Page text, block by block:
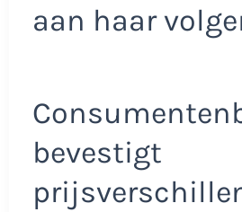
aan haar
bevestigt